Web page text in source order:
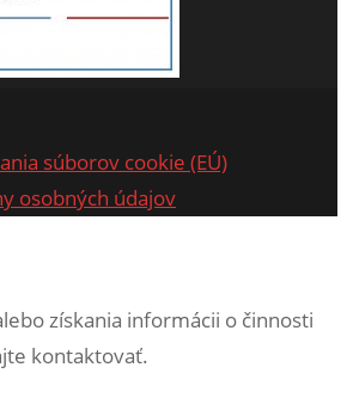
súborov cookie (EÚ)
osobných údajov
získania informácii o činnosti
kontaktovať.